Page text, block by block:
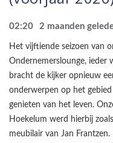
02:20 2 maanden
Het vijftiende seizoen van
Ondernemerslounge, ieder
bracht de kijker opnieuw
onderwerpen op het
genieten van het leven.
Hoekelum werd hierbij
meubilair van Jan